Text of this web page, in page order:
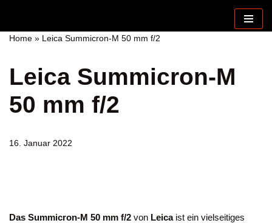
Zum
Home » Leica Summicron-M 50 mm f/2
Leica Summicron-M
50 mm f/2
16. Januar 2022
Das Summicron-M 50 mm f/2 von Leicaist ein vielseitiges